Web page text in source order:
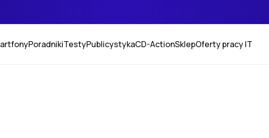
PoradnikiTestyPublicystykaCD-ActionSklepOferty pracy IT